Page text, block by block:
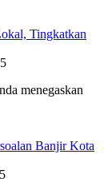
Tingkatkan
menegaskan
Banjir Kota